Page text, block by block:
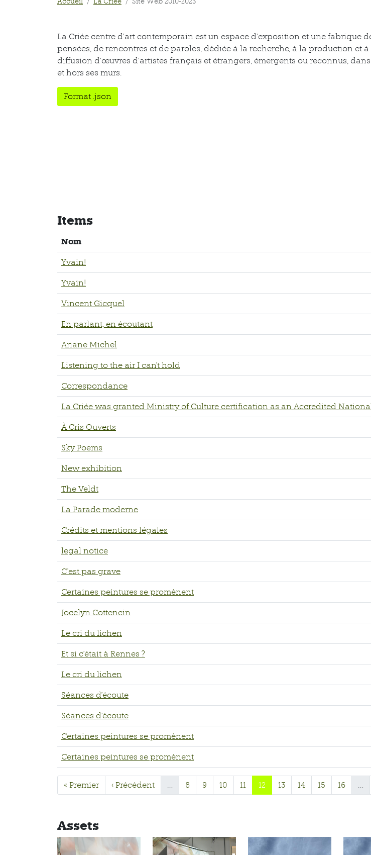
La Criée centre d’art contemporain est un espace d’exposition et une fabrique
pensées, de rencontres et de paroles, dédiée à la recherche, à la production et à
diffusion d’œuvres d’artistes français et étrangers, émergents ou reconnus, dans
et hors ses murs.
Format .json
Items
Nom
Yvain!
Yvain!
Vincent Gicquel
En parlant, en écoutant
Ariane Michel
Listening to the air I can't hold
Correspondance
La Criée was granted Ministry of Culture certification as an Accredited
À Cris Ouverts
Sky Poems
New exhibition
The Veldt
La Parade moderne
Crédits et mentions légales
legal notice
C'est pas grave
Certaines peintures se promènent
Jocelyn Cottencin
Le cri du lichen
Et si c'était à Rennes ?
Le cri du lichen
Séances d'écoute
Séances d'écoute
Certaines peintures se promènent
Certaines peintures se promènent
« Premier ‹ Précédent … 8 9 10 11 12 13 14 15 16 …
Assets